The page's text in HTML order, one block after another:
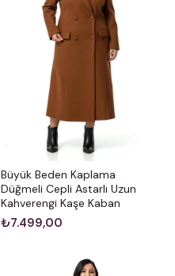
Büyük Beden Kaplama
Düğmeli Cepli Astarlı Uzun
Kahverengi Kaşe Kaban
₺7.499,00